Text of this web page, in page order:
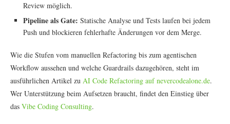
Review möglich.
Pipeline als Gate: Statische Analyse und Tests laufen bei jedem
Push und blockieren fehlerhafte Änderungen vor dem Merge.
Wie die Stufen vom manuellen Refactoring bis zum agentischen
Workflow aussehen und welche Guardrails dazugehören, steht im
ausführlichen Artikel zu AI Code Refactoring auf nevercodealone.de.
Wer Unterstützung beim Aufsetzen braucht, findet den Einstieg über
das Vibe Coding Consulting.